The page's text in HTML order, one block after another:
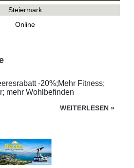
Steiermark
Online
-20%;Mehr Fitness;
mehr Wohlbefinden
WEITERLESEN »